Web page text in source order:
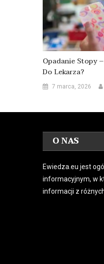
Opadanie Stopy
Do Lekarza?
7 marca, 2026
O NAS
Ewiedza.eu jest
informacyjnym, w
informacji z